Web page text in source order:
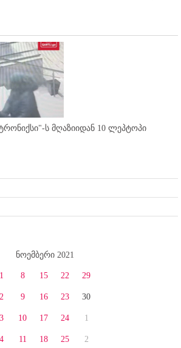
ს მღაზიიდან 10 ლეპტოპი
ნოემბერი 2021
1
2
3
4
8
9
10
11
15
16
17
18
22
23
24
25
29
30
1
2